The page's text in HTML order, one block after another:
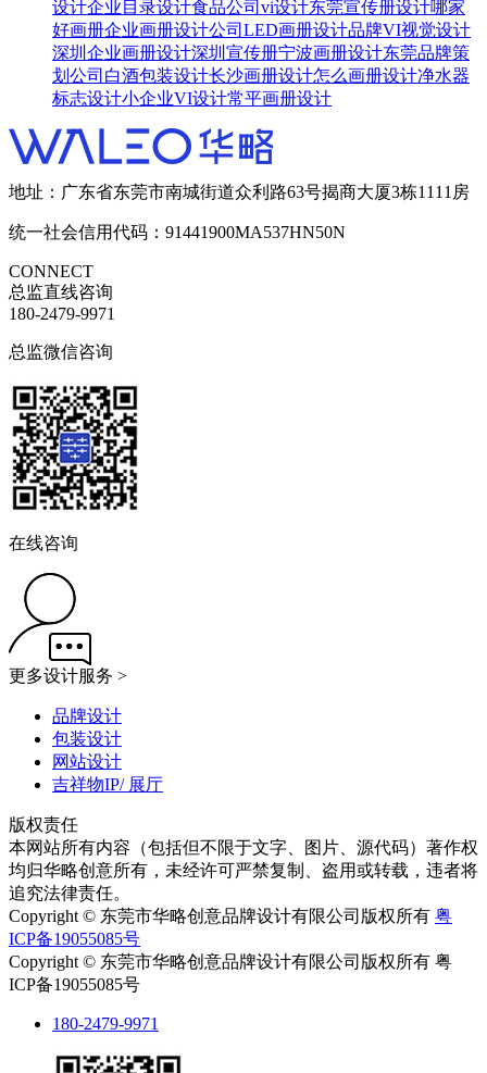
设计企业目录设计食品公司vi设计东莞宣传册设计哪家
好画册企业画册设计公司 LED画册设计品牌VI视觉设计
深圳企业画册设计深圳宣传册宁波画册设计东莞品牌策
划公司 白酒包装设计长沙画册设计怎么画册设计净水器
标志设计小企业VI设计常平画册设计
地址：广东省东莞市南城街道众利路63号揭商大厦3栋1111房
统一社会信用代码：91441900MA537HN50N
CONNECT
总监直线咨询
180-2479-9971
总监微信咨询
在线咨询
更多设计服务 >
品牌设计
包装设计
网站设计
吉祥物IP/ 展厅
版权责任
本网站所有内容（包括但不限于文字、图片、源代码）著作权
均归华略创意所有，未经许可严禁复制、盗用或转载，违者将
追究法律责任。
Copyright © 东莞市华略创意品牌设计有限公司版权所有 粤
ICP备19055085号
Copyright © 东莞市华略创意品牌设计有限公司版权所有 粤
ICP备19055085号
180-2479-9971